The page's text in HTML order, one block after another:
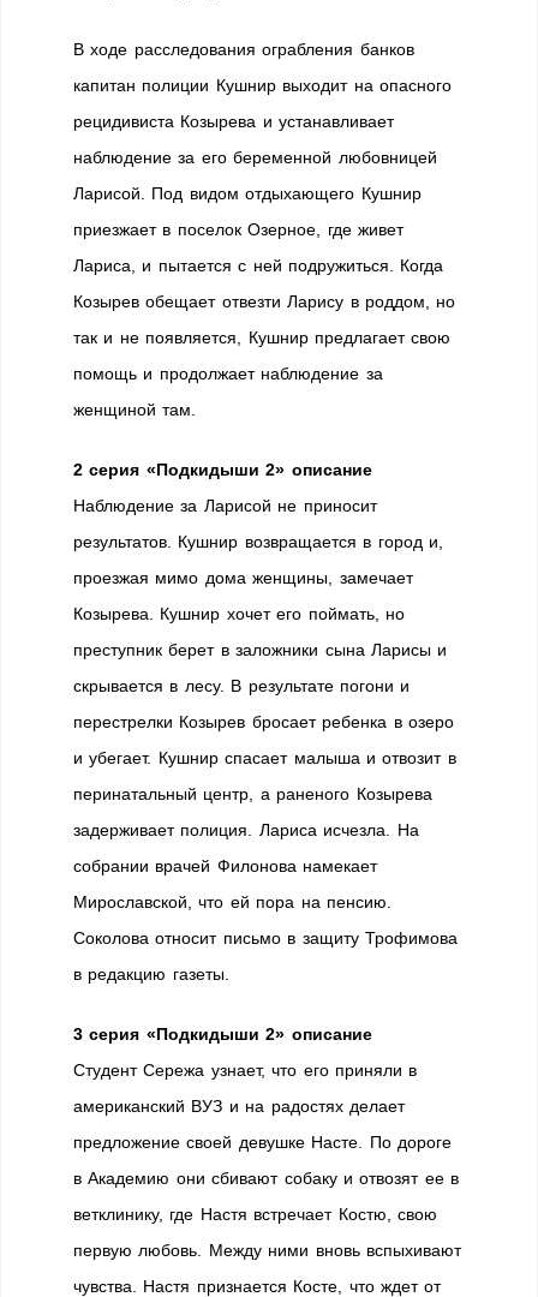
В ходе расследования ограбления банков
капитан полиции Кушнир выходит на опасного
рецидивиста Козырева и устанавливает
наблюдение за его беременной любовницей
Ларисой. Под видом отдыхающего Кушнир
приезжает в поселок Озерное, где живет
Лариса, и пытается с ней подружиться. Когда
Козырев обещает отвезти Ларису в роддом, но
так и не появляется, Кушнир предлагает свою
помощь и продолжает наблюдение за
женщиной там.
2 серия «Подкидыши 2» описание
Наблюдение за Ларисой не приносит
результатов. Кушнир возвращается в город и,
проезжая мимо дома женщины, замечает
Козырева. Кушнир хочет его поймать, но
преступник берет в заложники сына Ларисы и
скрывается в лесу. В результате погони и
перестрелки Козырев бросает ребенка в озеро
и убегает. Кушнир спасает малыша и отвозит в
перинатальный центр, а раненого Козырева
задерживает полиция. Лариса исчезла. На
собрании врачей Филонова намекает
Мирославской, что ей пора на пенсию.
Соколова относит письмо в защиту Трофимова
в редакцию газеты.
3 серия «Подкидыши 2» описание
Студент Сережа узнает, что его приняли в
американский ВУЗ и на радостях делает
предложение своей девушке Насте. По дороге
в Академию они сбивают собаку и отвозят ее в
ветклинику, где Настя встречает Костю, свою
первую любовь. Между ними вновь вспыхивают
чувства. Настя признается Косте, что ждет от